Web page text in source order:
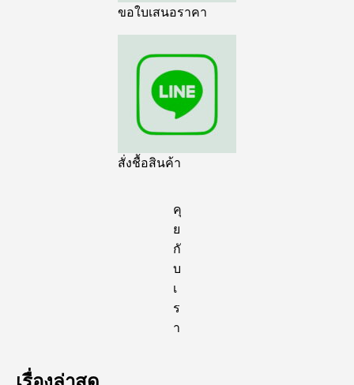
ขอใบเสนอราคา
สั่งชื้อสินค้า
คุ
ย
กั
บ
เ
ร
า